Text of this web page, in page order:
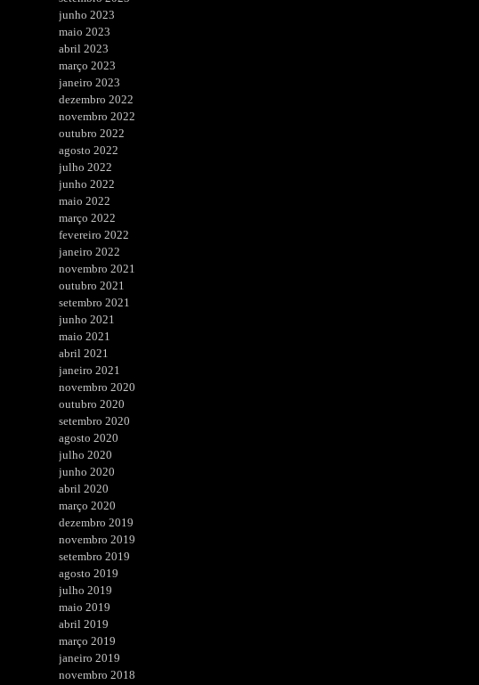
junho 2023
maio 2023
abril 2023
março 2023
janeiro 2023
dezembro 2022
novembro 2022
outubro 2022
agosto 2022
julho 2022
junho 2022
maio 2022
março 2022
fevereiro 2022
janeiro 2022
novembro 2021
outubro 2021
setembro 2021
junho 2021
maio 2021
abril 2021
janeiro 2021
novembro 2020
outubro 2020
setembro 2020
agosto 2020
julho 2020
junho 2020
abril 2020
março 2020
dezembro 2019
novembro 2019
setembro 2019
agosto 2019
julho 2019
maio 2019
abril 2019
março 2019
janeiro 2019
novembro 2018